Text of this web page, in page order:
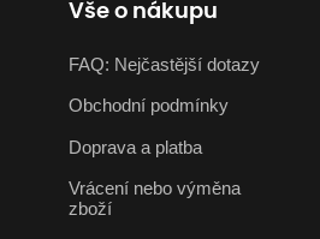
Vše o nákupu
FAQ: Nejčastější dotazy
Obchodní podmínky
Doprava a platba
Vrácení nebo výměna
zboží